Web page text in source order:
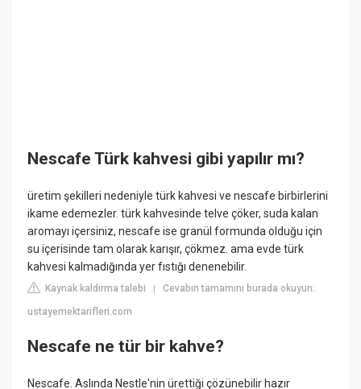
Nescafe Türk kahvesi gibi yapılır mı?
üretim şekilleri nedeniyle türk kahvesi ve nescafe birbirlerini
ikame edemezler. türk kahvesinde telve çöker, suda kalan
aromayı içersiniz, nescafe ise granül formunda olduğu için
su içerisinde tam olarak karışır, çökmez. ama evde türk
kahvesi kalmadığında yer fıstığı denenebilir.
Kaynak kaldırma talebi |Cevabın tamamını burada okuyun:
ustayemektarifleri.com
Nescafe ne tür bir kahve?
Nescafe. Aslında Nestle'nin ürettiği çözünebilir hazır